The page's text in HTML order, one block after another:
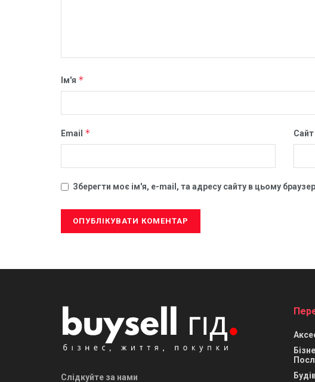
Ім'я *
Email * Сайт
Зберегти моє ім'я, e-mail, та адресу сайту в цьому
Слідкуйте за нами